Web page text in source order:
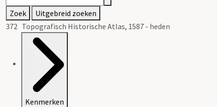
Zoek
Uitgebreid zoeken
372 Topografisch Historische Atlas, 1587 - heden
Kenmerken